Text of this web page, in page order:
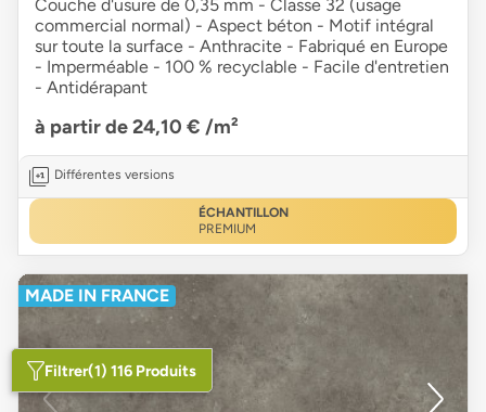
Couche d'usure de 0,35 mm - Classe 32 (usage
commercial normal) - Aspect béton - Motif intégral
sur toute la surface - Anthracite - Fabriqué en Europe
- Imperméable - 100 % recyclable - Facile d'entretien
- Antidérapant
à partir de 24,10 € /m²
Différentes versions
ÉCHANTILLON
PREMIUM
MADE IN FRANCE
Filtrer(1) 116 Produits